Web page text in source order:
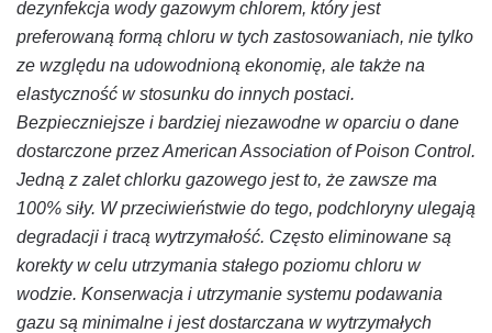
dezynfekcja wody gazowym chlorem, który jest
preferowaną formą chloru w tych zastosowaniach, nie tylko
ze względu na udowodnioną ekonomię, ale także na
elastyczność w stosunku do innych postaci.
Bezpieczniejsze i bardziej niezawodne w oparciu o dane
dostarczone przez American Association of Poison Control.
Jedną z zalet chlorku gazowego jest to, że zawsze ma
100% siły. W przeciwieństwie do tego, podchloryny ulegają
degradacji i tracą wytrzymałość. Często eliminowane są
korekty w celu utrzymania stałego poziomu chloru w
wodzie. Konserwacja i utrzymanie systemu podawania
gazu są minimalne i jest dostarczana w wytrzymałych